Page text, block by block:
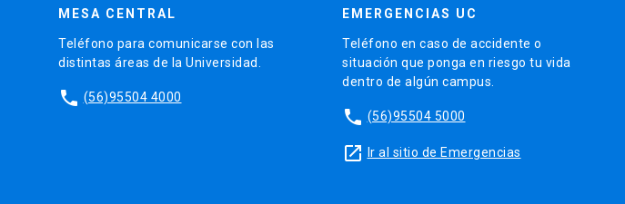
MESA CENTRAL
Teléfono para comunicarse con las
distintas áreas de la Universidad.
phone (56)95504 4000
EMERGENCIAS UC
Teléfono en caso de accidente o
situación que ponga en riesgo tu vida
dentro de algún campus.
phone (56)95504 5000
launch Ir al sitio de Emergencias